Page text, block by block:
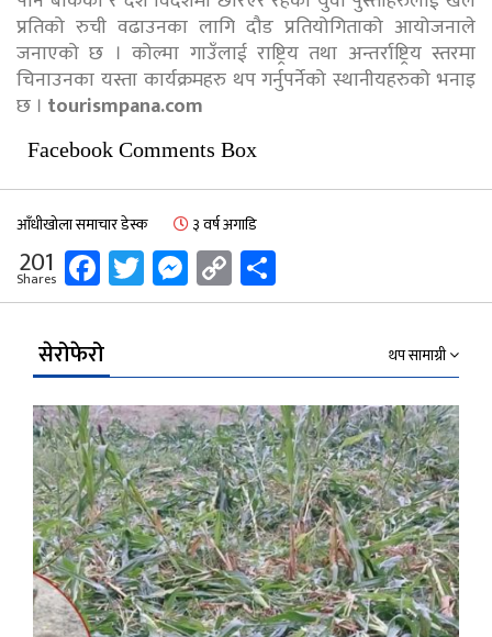
प्रतिको रुची वढाउनका लागि दौड प्रतियोगिताको आयोजनाले
जनाएको छ । कोल्मा गाउँलाई राष्ट्रिय तथा अन्तर्राष्ट्रिय स्तरमा
चिनाउनका यस्ता कार्यक्रमहरु थप गर्नुपर्नेको स्थानीयहरुको भनाइ
छ । tourismpana.com
Facebook Comments Box
आँधीखोला समाचार डेस्क ३ वर्ष अगाडि
201
Shares Facebook
Twitter
Messenger
Copy
Link
सेरोफेरो थप सामाग्री